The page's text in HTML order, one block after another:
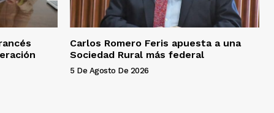
Carlos Romero Feris apuesta a una
Sociedad Rural más federal
5 De Agosto De 2026